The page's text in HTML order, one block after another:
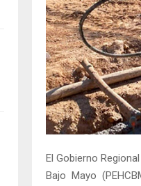
El Gobierno
Bajo Mayo